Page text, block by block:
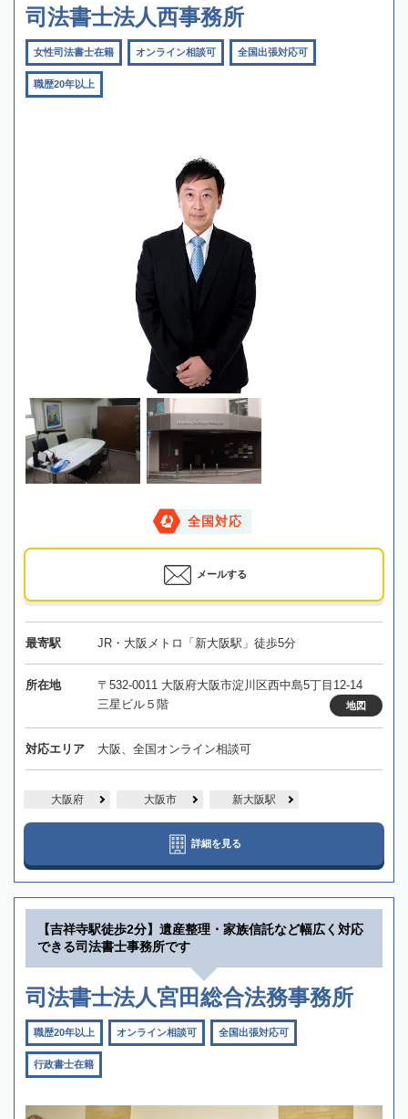
司法書士法人西事務所
女性司法書士在籍 オンライン相談可 全国出張対応可
職歴20年以上
全国対応
メールする
最寄駅 JR・大阪メトロ「新大阪駅」徒歩5分
所在地
〒532-0011 大阪府大阪市淀川区西中島5丁目12-14
三星ビル５階
地図
対応エリア 大阪、全国オンライン相談可
大阪府 大阪市 新大阪駅
詳細を見る
【吉祥寺駅徒歩2分】遺産整理・家族信託など幅広く対応
できる司法書士事務所です
司法書士法人宮田総合法務事務所
職歴20年以上 オンライン相談可 全国出張対応可
行政書士在籍